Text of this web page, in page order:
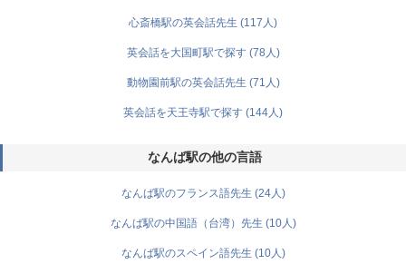
心斎橋駅の英会話先生 (117人)
英会話を大国町駅で探す (78人)
動物園前駅の英会話先生 (71人)
英会話を天王寺駅で探す (144人)
なんば駅の他の言語
なんば駅のフランス語先生 (24人)
なんば駅の中国語（台湾）先生 (10人)
なんば駅のスペイン語先生 (10人)